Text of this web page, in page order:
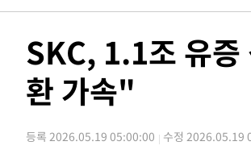
-17490초 전 >6월 경상수지 497.3억 달러…두
-14803초 전 > 미 워싱턴주 스포캔 시의 통제
-6976초 전 >
[속보] 호르무즈 해협 이란-오만
우 0.49%↑
-5331초 전 >
[속보] 이란 대통령 "지금 최고지
-31668초 전 >내일까지 39도 '펄펄'…기상청 "
SKC, 1.1조 유
환 가속"
등록 2026.05.19 05:00:00 수정 2026.05.19